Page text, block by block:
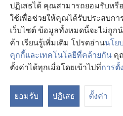
ปฏิเสธได้ คุณสามารถยอมรับหรื
ใช้เพื่อช่วยให้คุณได้รับประสบก
เว็บไซต์ ข้อมูลทั้งหมดนี้จะไม่ถูก
ค้า เรียนรู้เพิ่มเติม โปรดอ่านนโย
คุกกี้และเทคโนโลยีที่คล้ายกัน คุ
ตั้งค่าได้ทุกเมื่อโดยเข้าไปที่การตั้
ยอมรับ ปฏิเสธ ตั้งค่า
การแสดงผลหน้าจอ
Copyright© 2026 Watch Tower Bible
เงื่อนไขการใช้งาน| นโยบายการคุ้มค